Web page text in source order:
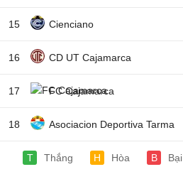
15 Cienciano
16 CD UT Cajamarca
17 FC Cajamarca
18 Asociacion Deportiva Tarma
T Thắng H Hòa B Bại